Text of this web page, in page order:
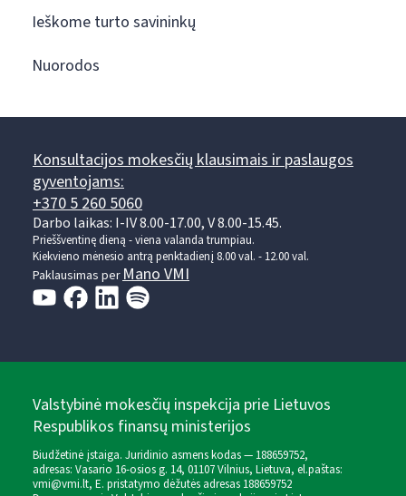
Ieškome turto savininkų
Nuorodos
Konsultacijos mokesčių klausimais ir paslaugos
gyventojams:
+370 5 260 5060
Darbo laikas: I-IV 8.00-17.00, V 8.00-15.45.
Prieššventinę dieną - viena valanda trumpiau.
Kiekvieno mėnesio antrą penktadienį 8.00 val. - 12.00 val.
Paklausimas perMano VMI
Valstybinė mokesčių inspekcija prie Lietuvos
Respublikos finansų ministerijos
Biudžetinė įstaiga. Juridinio asmens kodas — 188659752,
adresas: Vasario 16-osios g. 14, 01107 Vilnius, Lietuva, el.paštas:
vmi@vmi.lt, E. pristatymo dėžutės adresas 188659752